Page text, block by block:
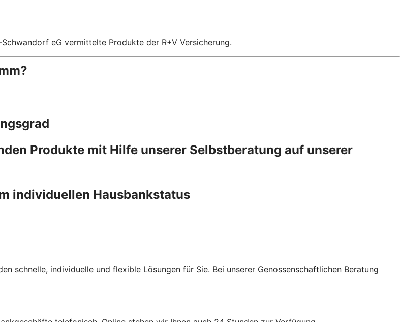
eG vermittelte Produkte der R+V Versicherung.
Produkte mit Hilfe unserer Selbstberatung auf unserer
individuellen Hausbankstatus
schnelle, individuelle und flexible Lösungen für Sie. Bei unserer Genossenschaftlichen Beratung